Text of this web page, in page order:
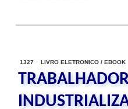
1327 LIVRO ELETRONICO / EBOOK